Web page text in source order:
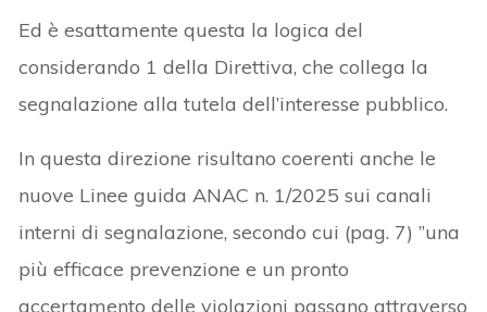
Ed è esattamente questa la logica del
considerando 1 della Direttiva, che collega la
segnalazione alla tutela dell’interesse pubblico.
In questa direzione risultano coerenti anche le
nuove Linee guida ANAC n. 1/2025 sui canali
interni di segnalazione, secondo cui (pag. 7) ”una
più efficace prevenzione e un pronto
accertamento delle violazioni passano attraverso